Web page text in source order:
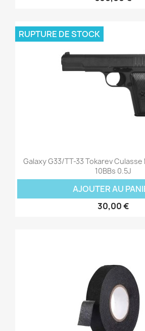
Galaxy G33/TT-33 Tokarev
10BBs 0.5J
AJOUTER AU
30,00 €
RUPTURE DE STOCK